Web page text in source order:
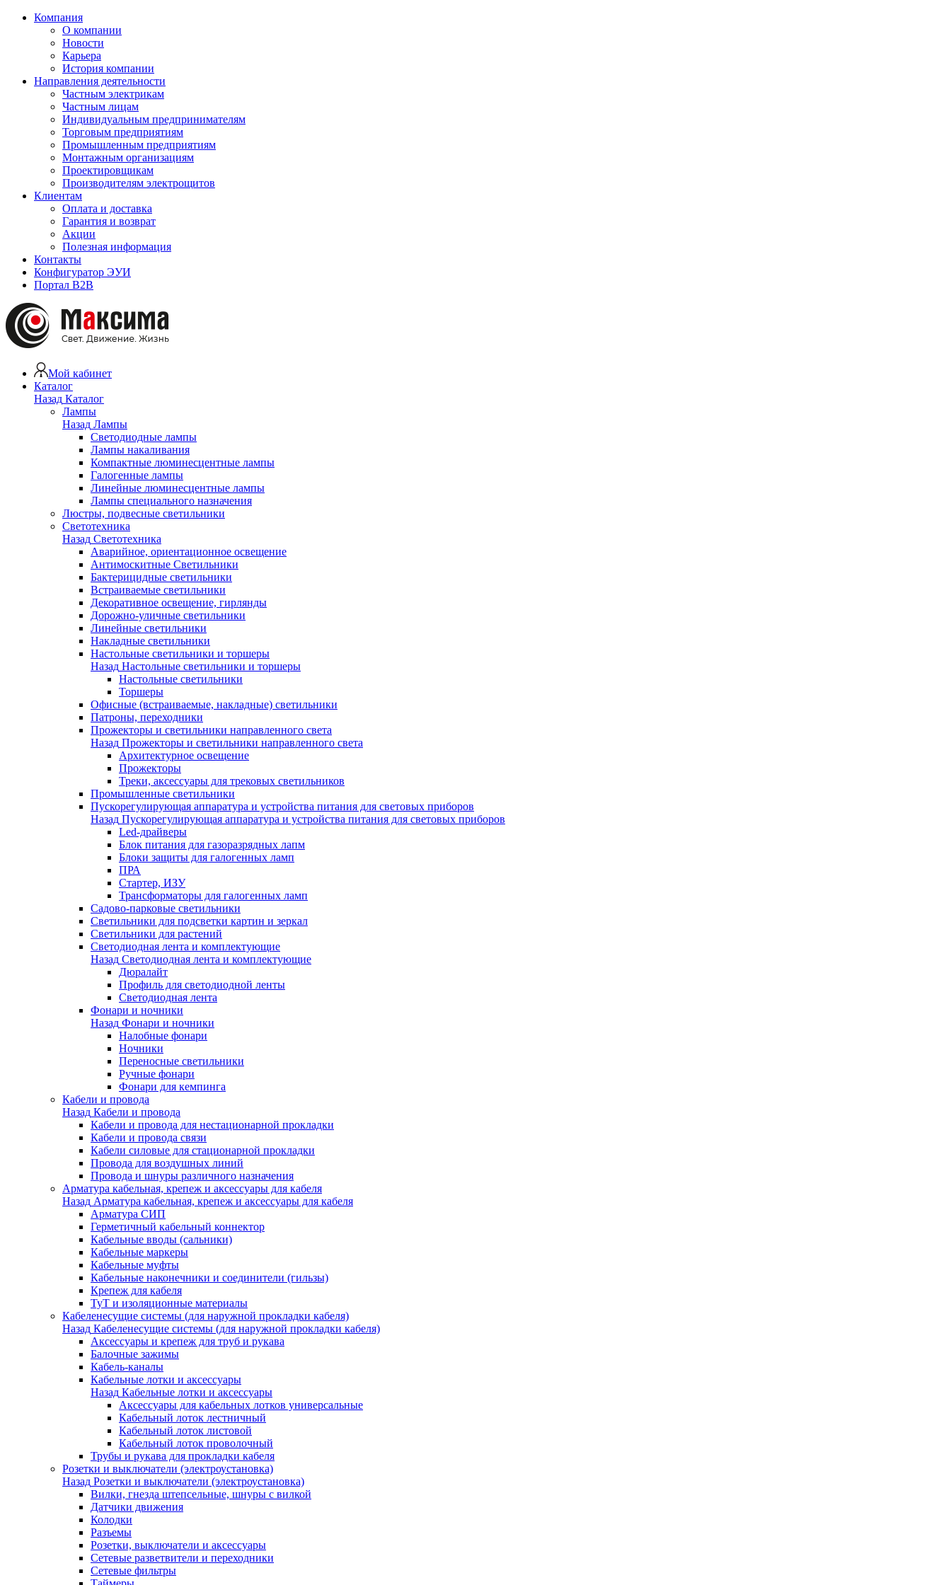
Компания
О компании
Новости
Карьера
История компании
Направления деятельности
Частным электрикам
Частным лицам
Индивидуальным предпринимателям
Торговым предприятиям
Промышленным предприятиям
Монтажным организациям
Проектировщикам
Производителям электрощитов
Клиентам
Оплата и доставка
Гарантия и возврат
Акции
Полезная информация
Контакты
Конфигуратор ЭУИ
Портал B2B
Мой кабинет
Каталог
Назад Каталог
Лампы
Назад Лампы
Светодиодные лампы
Лампы накаливания
Компактные люминесцентные лампы
Галогенные лампы
Линейные люминесцентные лампы
Лампы специального назначения
Люстры, подвесные светильники
Светотехника
Назад Светотехника
Аварийное, ориентационное освещение
Антимоскитные Светильники
Бактерицидные светильники
Встраиваемые светильники
Декоративное освещение, гирлянды
Дорожно-уличные светильники
Линейные светильники
Накладные светильники
Настольные светильники и торшеры
Назад Настольные светильники и торшеры
Настольные светильники
Торшеры
Офисные (встраиваемые, накладные) светильники
Патроны, переходники
Прожекторы и светильники направленного света
Назад Прожекторы и светильники направленного света
Архитектурное освещение
Прожекторы
Треки, аксессуары для трековых светильников
Промышленные светильники
Пускорегулирующая аппаратура и устройства питания для световых приборов
Назад Пускорегулирующая аппаратура и устройства питания для световых приборов
Led-драйверы
Блок питания для газоразрядных лапм
Блоки защиты для галогенных ламп
ПРА
Стартер, ИЗУ
Трансформаторы для галогенных ламп
Садово-парковые светильники
Светильники для подсветки картин и зеркал
Светильники для растений
Светодиодная лента и комплектующие
Назад Светодиодная лента и комплектующие
Дюралайт
Профиль для светодиодной ленты
Светодиодная лента
Фонари и ночники
Назад Фонари и ночники
Налобные фонари
Ночники
Переносные светильники
Ручные фонари
Фонари для кемпинга
Кабели и провода
Назад Кабели и провода
Кабели и провода для нестационарной прокладки
Кабели и провода связи
Кабели силовые для стационарной прокладки
Провода для воздушных линий
Провода и шнуры различного назначения
Арматура кабельная, крепеж и аксессуары для кабеля
Назад Арматура кабельная, крепеж и аксессуары для кабеля
Арматура СИП
Герметичный кабельный коннектор
Кабельные вводы (сальники)
Кабельные маркеры
Кабельные муфты
Кабельные наконечники и соединители (гильзы)
Крепеж для кабеля
ТуТ и изоляционные материалы
Кабеленесущие системы (для наружной прокладки кабеля)
Назад Кабеленесущие системы (для наружной прокладки кабеля)
Аксессуары и крепеж для труб и рукава
Балочные зажимы
Кабель-каналы
Кабельные лотки и аксессуары
Назад Кабельные лотки и аксессуары
Аксессуары для кабельных лотков универсальные
Кабельный лоток лестничный
Кабельный лоток листовой
Кабельный лоток проволочный
Трубы и рукава для прокладки кабеля
Розетки и выключатели (электроустановка)
Назад Розетки и выключатели (электроустановка)
Вилки, гнезда штепсельные, шнуры с вилкой
Датчики движения
Колодки
Разъемы
Розетки, выключатели и аксессуары
Сетевые разветвители и переходники
Сетевые фильтры